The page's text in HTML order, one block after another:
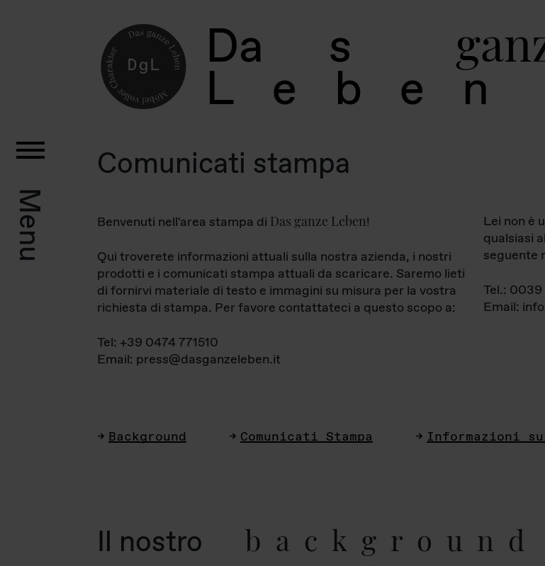
Da s ga
L e b
Menu
Comunicati stampa
Benvenuti nell'area stampa di Das ganze Leben!
Qui troverete informazioni attuali sulla nostra azienda, i nostri
prodotti e i comunicati stampa attuali da scaricare. Saremo lieti
di fornirvi materiale di testo e immagini su misura per la vostra
richiesta di stampa. Per favore contattateci a questo scopo a:
Tel: +39 0474 771510
Email: press@dasganzeleben.it
Lei non è
qualsiasi
seguente
Tel.: 0039
Email:
Background Comunicati Stampa Informazioni
Il nostro background